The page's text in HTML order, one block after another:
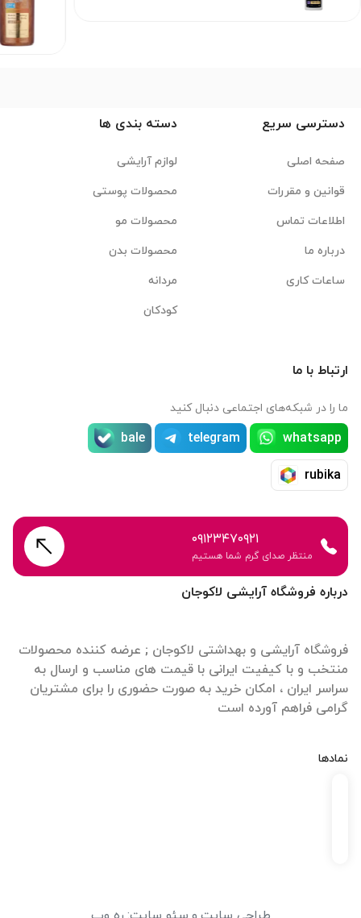
درباره فروشگاه آرایشی لاکوجان
فروشگاه آرایشی و بهداشتی لاکوجان ; عرضه کننده محصولات
منتخب و با کیفیت ایرانی با قیمت های مناسب و ارسال به
سراسر ایران ، امکان خرید به صورت حضوری را برای مشتریان
گرامی فراهم آورده است
نمادها
دسترسی سریع
صفحه اصلی
قوانین و مقررات
اطلاعات تماس
درباره ما
ساعات کاری
دسته بندی ها
لوازم آرایشی
محصولات پوستی
محصولات مو
محصولات بدن
مردانه
کودکان
ارتباط با ما
ما را در شبکه‌های اجتماعی دنبال کنید
whatsapp
telegram
bale
rubika
۰۹۱۲۳۴۷۰۹۲۱
منتظر صدای گرم شما هستیم